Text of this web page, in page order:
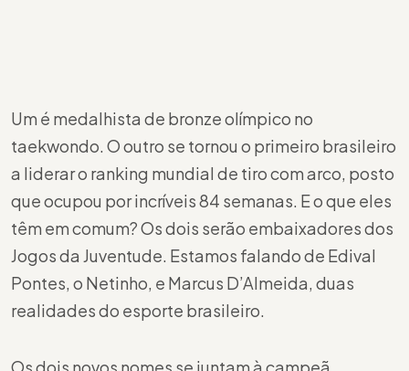
Um é medalhista de bronze olímpico no
taekwondo. O outro se tornou o primeiro brasileiro
a liderar o ranking mundial de tiro com arco, posto
que ocupou por incríveis 84 semanas. E o que eles
têm em comum? Os dois serão embaixadores dos
Jogos da Juventude. Estamos falando de Edival
Pontes, o Netinho, e Marcus D’Almeida, duas
realidades do esporte brasileiro.